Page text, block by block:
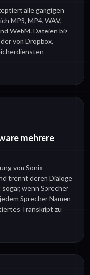
alle gängigen
MP3, MP4, WAV,
WebM. Dateien bis
von Dropbox,
mehrere
von Sonix
trennt deren Dialoge
wenn Sprecher
Sprecher Namen
Transkript zu